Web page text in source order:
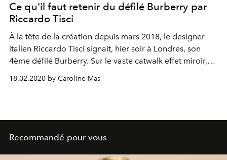
Ce qu'il faut retenir du défilé Burberry par
Riccardo Tisci
À la tête de la création depuis mars 2018, le designer
italien Riccardo Tisci signait, hier soir à Londres, son
4ème défilé Burberry. Sur le vaste catwalk effet miroir,
au rythme d'une performance à 6 mains des pianistes
Katia & Marielle Labèque ainsi que de l'artiste électro
substantiel et multifacette qui a plus que jamais
consacré l'identité fondamentale du créateur.
18.02.2020 by Caroline Mas
Recommandé pour vous